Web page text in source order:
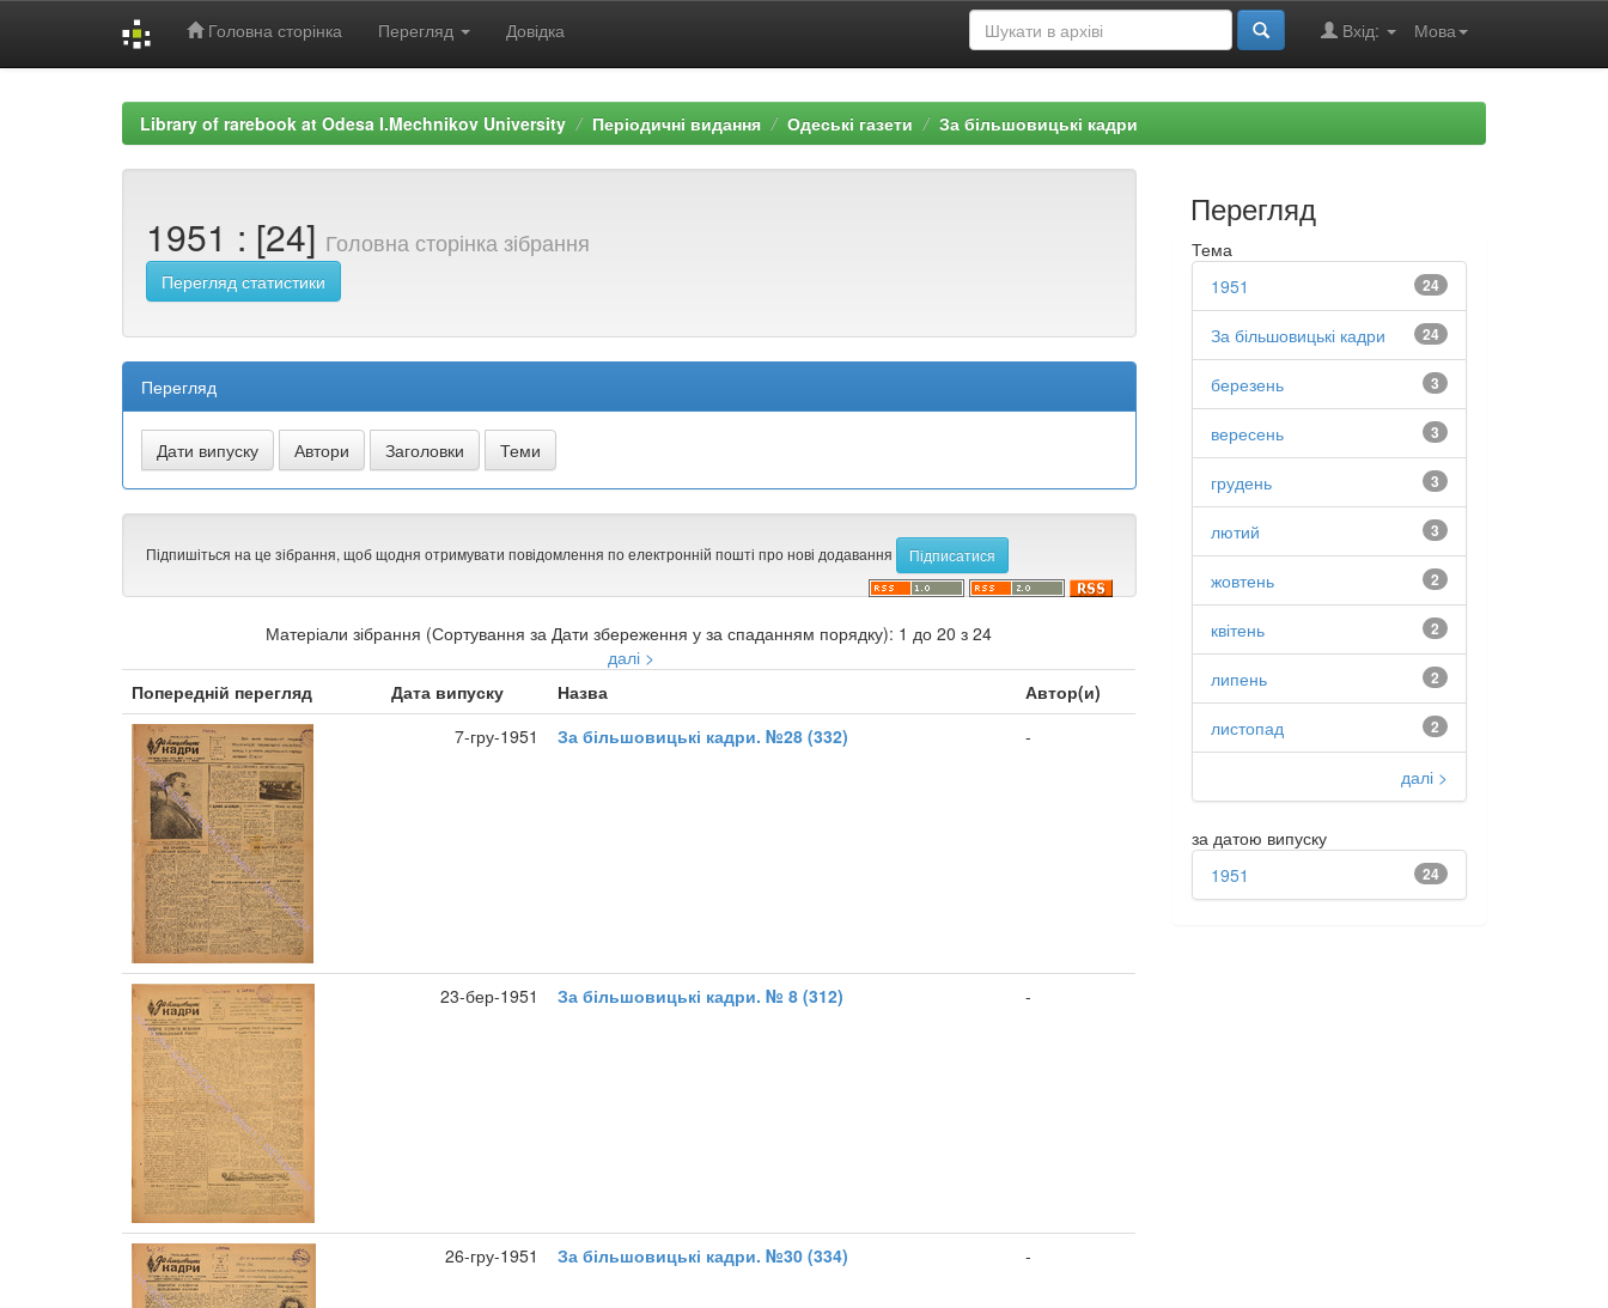
Головна сторінка Перегляд Довідка Мова
Вхід:
Library of rarebook at Odesa I.Mechnikov University Періодичні видання Одеські газети За більшовицькі кадри
1951 : [24] Головна сторінка зібрання
Перегляд статистики
Перегляд
Підпишіться на це зібрання, щоб щодня отримувати повідомлення по електронній пошті про нові додавання
Матеріали зібрання (Сортування за Дати збереження у за спаданням порядку): 1 до 20 з 24
далі >
Попередній перегляд
Дата випуску Назва
Автор(и)
7-гру-1951
За більшовицькі кадри. №28 (332) -
23-бер-1951 За більшовицькі кадри. № 8 (312) -
26-гру-1951 За більшовицькі кадри. №30 (334) -
Перегляд
Тема
24
1951
24
За більшовицькі кадри
3
березень
3
вересень
3
грудень
3
лютий
2
жовтень
2
квітень
2
липень
2
листопад
далі >
за датою випуску
24
1951